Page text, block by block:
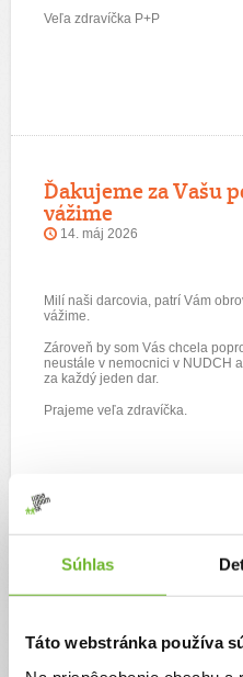
Súhlas
Táto webstránka používa
Veľa zdravíčka P+P
Ďakujeme za Vašu
vážime
14. máj 2026
Milí naši darcovia, patrí Vám
vážime.
Zároveň by som Vás chcela
neustále v nemocnici v NUDCH
za každý jeden dar.
Prajeme veľa zdravíčka.
Ďakujeme za Vašu
važime.
10. apr 2026
Milí Naši Darcovia,